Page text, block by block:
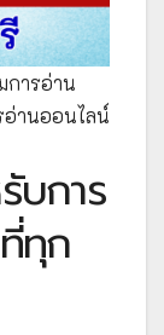
การอ่าน
อ่านออนไลน์
บการ
ทุก